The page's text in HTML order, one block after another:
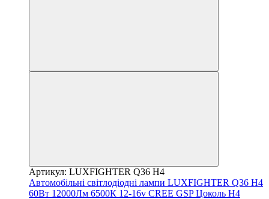
Артикул: LUXFIGHTER Q36 H4
Автомобільні світлодіодні лампи LUXFIGHTER Q36 H4
60Вт 12000Лм 6500К 12-16v CREE GSP Цоколь H4